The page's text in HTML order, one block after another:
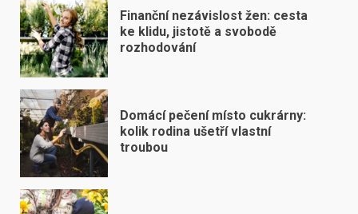
Finanční nezávislost žen: cesta
ke klidu, jistotě a svobodě
rozhodování
Domácí pečení místo cukrárny:
kolik rodina ušetří vlastní
troubou